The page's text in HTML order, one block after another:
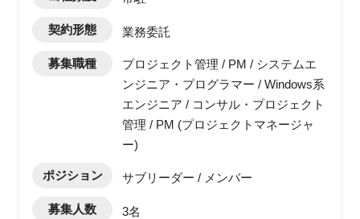
契約形態 業務委託
募集職種
プロジェクト管理 / PM / システムエ
ンジニア・プログラマー / Windows系
エンジニア / コンサル・プロジェクト
管理 / PM (プロジェクトマネージャ
ー)
ポジション サブリーダー / メンバー
募集人数 3名